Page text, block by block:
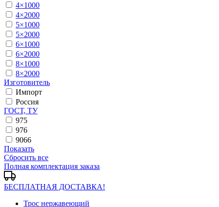
4×1000
4×2000
5×1000
5×2000
6×1000
6×2000
8×1000
8×2000
Изготовитель
Импорт
Россия
ГОСТ, ТУ
975
976
9066
Показать
Сбросить все
Полная комплектация заказа
БЕСПЛАТНАЯ ДОСТАВКА!
Трос нержавеющий